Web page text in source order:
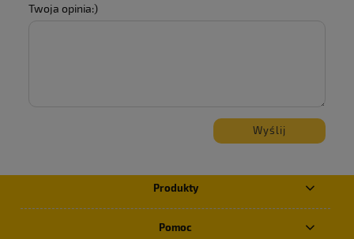
Twoja opinia:)
Wyślij
Produkty
Pomoc